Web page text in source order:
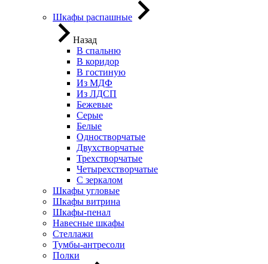
Шкафы распашные
Назад
В спальню
В коридор
В гостиную
Из МДФ
Из ЛДСП
Бежевые
Серые
Белые
Одностворчатые
Двухстворчатые
Трехстворчатые
Четырехстворчатые
С зеркалом
Шкафы угловые
Шкафы витрина
Шкафы-пенал
Навесные шкафы
Стеллажи
Тумбы-антресоли
Полки